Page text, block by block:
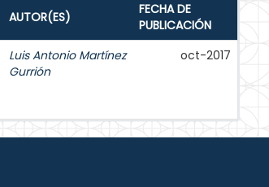
AUTOR(ES)
FECHA DE
PUBLICACIÓN
Luis Antonio Martínez
Gurrión
oct-2017